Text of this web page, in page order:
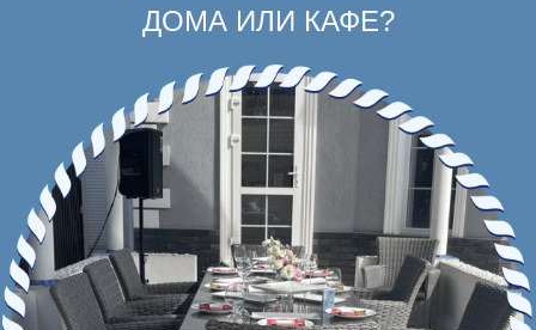
ДОМА ИЛИ КАФЕ?